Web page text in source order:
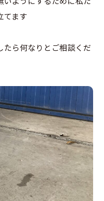
てます
ら何なりとご相談くだ